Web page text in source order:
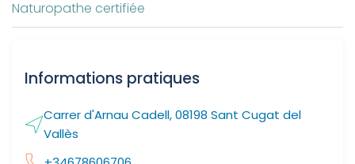
Naturopathe certifiée
Informations pratiques
Carrer d'Arnau Cadell, 08198 Sant Cugat del
Vallès